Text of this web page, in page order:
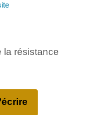
la résistance